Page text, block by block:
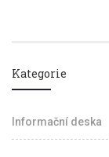
Kategorie
Informační deska